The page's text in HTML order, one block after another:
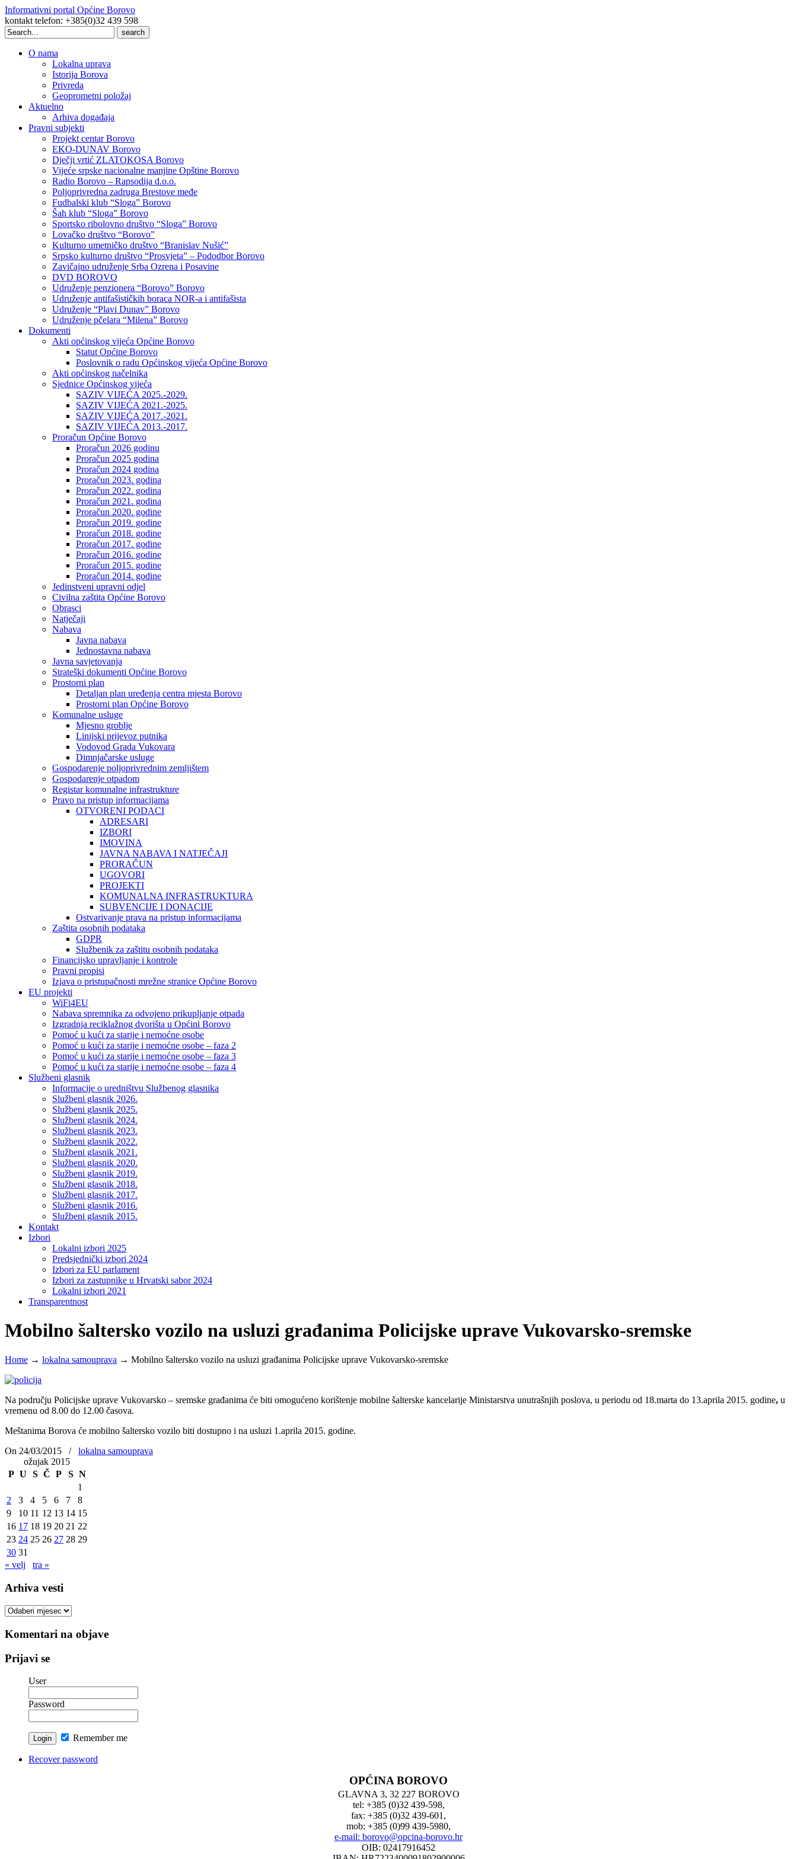
Informativni portal Općine Borovo
kontakt telefon: +385(0)32 439 598
Search
for:
O nama
Lokalna uprava
Istorija Borova
Privreda
Geoprometni položaj
Aktuelno
Arhiva događaja
Pravni subjekti
Projekt centar Borovo
EKO-DUNAV Borovo
Dječji vrtić ZLATOKOSA Borovo
Vijeće srpske nacionalne manjine Opštine Borovo
Radio Borovo – Rapsodija d.o.o.
Poljoprivredna zadruga Brestove međe
Fudbalski klub “Sloga” Borovo
Šah klub “Sloga” Borovo
Sportsko ribolovno društvo “Sloga” Borovo
Lovačko društvo “Borovo”
Kulturno umetničko društvo “Branislav Nušić”
Srpsko kulturno društvo “Prosvjeta” – Pododbor Borovo
Zavičajno udruženje Srba Ozrena i Posavine
DVD BOROVO
Udruženje penzionera “Borovo” Borovo
Udruženje antifašističkih boraca NOR-a i antifašista
Udruženje “Plavi Dunav” Borovo
Udruženje pčelara “Milena” Borovo
Dokumenti
Akti općinskog vijeća Općine Borovo
Statut Općine Borovo
Poslovnik o radu Općinskog vijeća Općine Borovo
Akti općinskog načelnika
Sjednice Općinskog vijeća
SAZIV VIJEĆA 2025.-2029.
SAZIV VIJEĆA 2021.-2025.
SAZIV VIJEĆA 2017.-2021.
SAZIV VIJEĆA 2013.-2017.
Proračun Općine Borovo
Proračun 2026 godinu
Proračun 2025 godina
Proračun 2024 godina
Proračun 2023. godina
Proračun 2022. godina
Proračun 2021. godina
Proračun 2020. godine
Proračun 2019. godine
Proračun 2018. godine
Proračun 2017. godine
Proračun 2016. godine
Proračun 2015. godine
Proračun 2014. godine
Jedinstveni upravni odjel
Civilna zaštita Općine Borovo
Obrasci
Natječaji
Nabava
Javna nabava
Jednostavna nabava
Javna savjetovanja
Strateški dokumenti Općine Borovo
Prostorni plan
Detaljan plan uređenja centra mjesta Borovo
Prostorni plan Općine Borovo
Komunalne usluge
Mjesno groblje
Linijski prijevoz putnika
Vodovod Grada Vukovara
Dimnjačarske usluge
Gospodarenje poljoprivrednim zemljištem
Gospodarenje otpadom
Registar komunalne infrastrukture
Pravo na pristup informacijama
OTVORENI PODACI
ADRESARI
IZBORI
IMOVINA
JAVNA NABAVA I NATJEČAJI
PRORAČUN
UGOVORI
PROJEKTI
KOMUNALNA INFRASTRUKTURA
SUBVENCIJE I DONACIJE
Ostvarivanje prava na pristup informacijama
Zaštita osobnih podataka
GDPR
Službenik za zaštitu osobnih podataka
Financijsko upravljanje i kontrole
Pravni propisi
Izjava o pristupačnosti mrežne stranice Općine Borovo
EU projekti
WiFi4EU
Nabava spremnika za odvojeno prikupljanje otpada
Izgradnja reciklažnog dvorišta u Općini Borovo
Pomoć u kući za starije i nemoćne osobe
Pomoć u kući za starije i nemoćne osobe – faza 2
Pomoć u kući za starije i nemoćne osobe – faza 3
Pomoć u kući za starije i nemoćne osobe – faza 4
Službeni glasnik
Informacije o uredništvu Službenog glasnika
Službeni glasnik 2026.
Službeni glasnik 2025.
Službeni glasnik 2024.
Službeni glasnik 2023.
Službeni glasnik 2022.
Službeni glasnik 2021.
Službeni glasnik 2020.
Službeni glasnik 2019.
Službeni glasnik 2018.
Službeni glasnik 2017.
Službeni glasnik 2016.
Službeni glasnik 2015.
Kontakt
Izbori
Lokalni izbori 2025
Predsjednički izbori 2024
Izbori za EU parlament
Izbori za zastupnike u Hrvatski sabor 2024
Lokalni izbori 2021
Transparentnost
Mobilno šaltersko vozilo na usluzi građanima Policijske uprave Vukovarsko-sremske
Home → lokalna samouprava → Mobilno šaltersko vozilo na usluzi građanima Policijske uprave Vukovarsko-sremske
Na području Policijske uprave Vukovarsko – sremske građanima će biti omogućeno korištenje mobilne šalterske kancelarije Ministarstva unutrašnjih poslova, u periodu od 18.marta do 13.aprila 2015. godine, u
vremenu od 8.00 do 12.00 časova.
Meštanima Borova će mobilno šaltersko vozilo biti dostupno i na usluzi 1.aprila 2015. godine.
On 24/03/2015
/
lokalna samouprava
ožujak 2015
P U S Č P S N
1
2
3 4 5 6 7
8
9
10 11 12 13 14 15
16 17 18 19 20 21 22
23 24 25 26 27 28 29
30 31
« velj
tra »
Arhiva vesti
Arhiva
Komentari na objave
Prijavi se
User
Password
Remember me
Recover password
OPĆINA BOROVO
GLAVNA 3, 32 227 BOROVO
tel: +385 (0)32 439-598,
fax: +385 (0)32 439-601,
mob: +385 (0)99 439-5980,
e-mail: borovo@opcina-borovo.hr
OIB: 02417916452